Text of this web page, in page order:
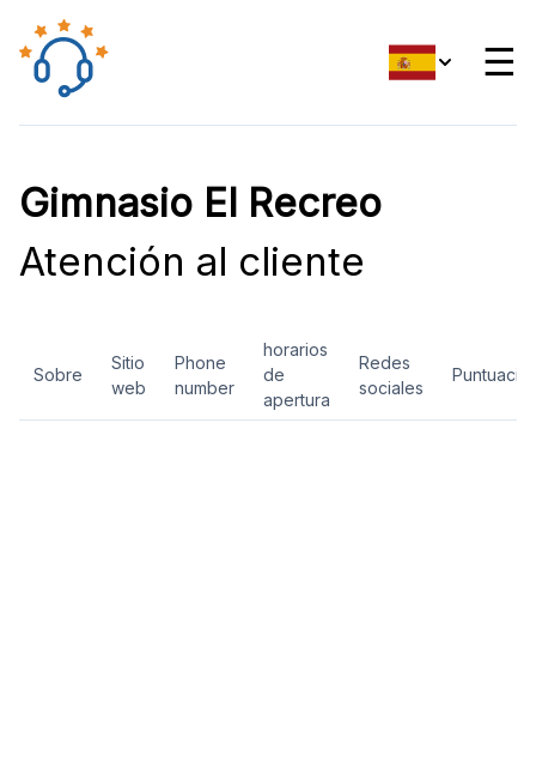
☰
Gimnasio El Recreo
Atención al cliente
Sobre
Sitio
web
Phone
number
horarios
de
apertura
Redes
sociales